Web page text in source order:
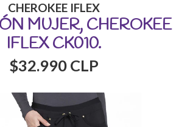
CHEROKEE IFLEX
MUJER, CHEROKEE
IFLEX CK010.
$32.990 CLP